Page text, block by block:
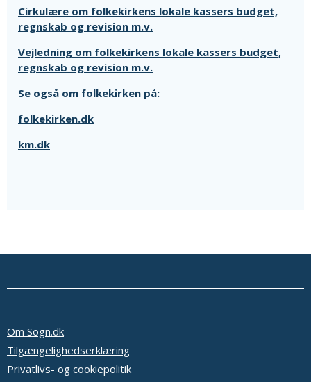
Cirkulære om folkekirkens lokale kassers budget,
regnskab og revision m.v.
Vejledning om folkekirkens lokale kassers budget,
regnskab og revision m.v.
Se også om folkekirken på:
folkekirken.dk
km.dk
Om Sogn.dk
Tilgængelighedserklæring
Privatlivs- og cookiepolitik